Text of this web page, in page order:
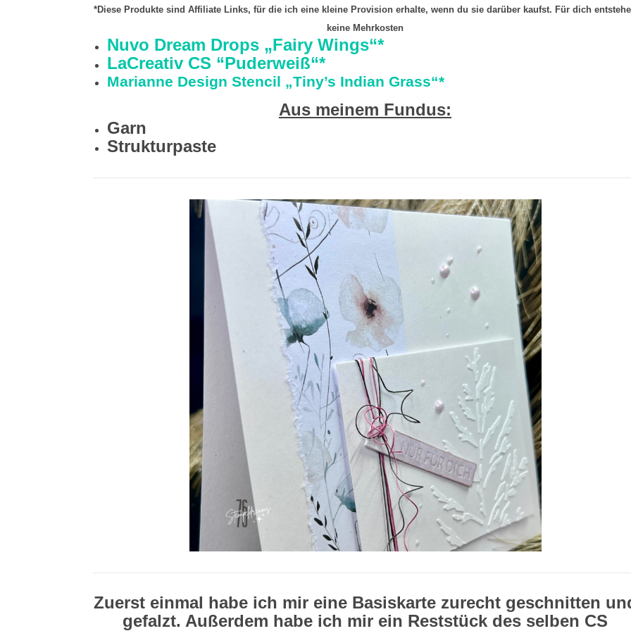
*Diese Produkte sind Affiliate Links, für die ich eine kleine Provision erhalte, wenn du sie darüber kaufst. Für dich
keine Mehrkosten
Nuvo Dream Drops „Fairy Wings“*
LaCreativ CS “Puderweiß“*
Marianne Design Stencil „Tiny’s Indian Grass“*
Aus meinem Fundus:
Garn
Strukturpaste
Zuerst einmal habe ich mir eine Basiskarte zurecht geschnitten
gefalzt. Außerdem habe ich mir ein Reststück des selben CS